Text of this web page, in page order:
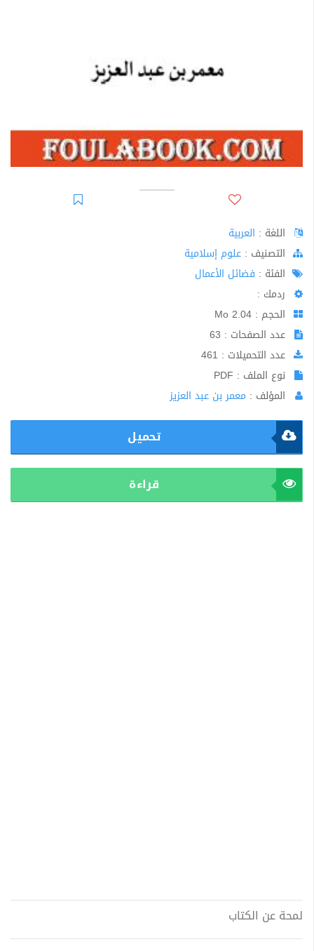
اللغة : العربية
اﻟﺘﺼﻨﻴﻒ : علوم إسلامية
الفئة : فضائل الأعمال
ردمك :
الحجم : 2.04 Mo
عدد الصفحات : 63
عدد التحميلات : 461
نوع الملف : PDF
المؤلف : معمر بن عبد العزيز
تحميل
قراءة
لمحة عن الكتاب